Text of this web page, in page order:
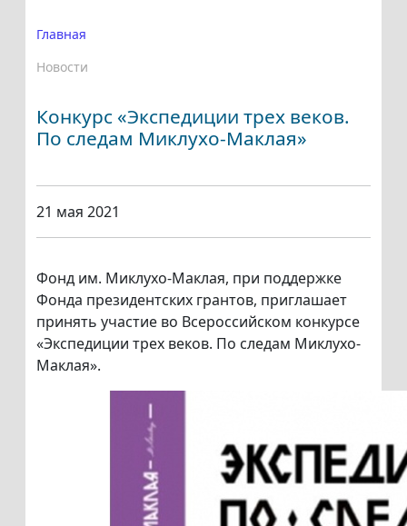
Главная
Новости
Конкурс «Экспедиции трех веков.
По следам Миклухо-Маклая»
21 мая 2021
Фонд им. Миклухо-Маклая, при поддержке
Фонда президентских грантов, приглашает
принять участие во Всероссийском конкурсе
«Экспедиции трех веков. По следам Миклухо-
Маклая».